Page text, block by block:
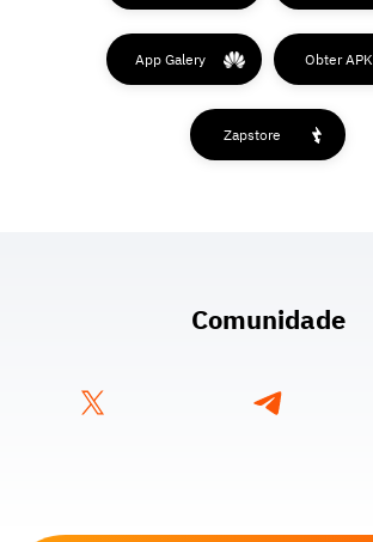
App Galery Obter APK
Zapstore
Comunidade